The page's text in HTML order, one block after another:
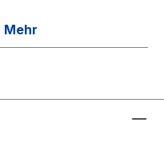
Mehr